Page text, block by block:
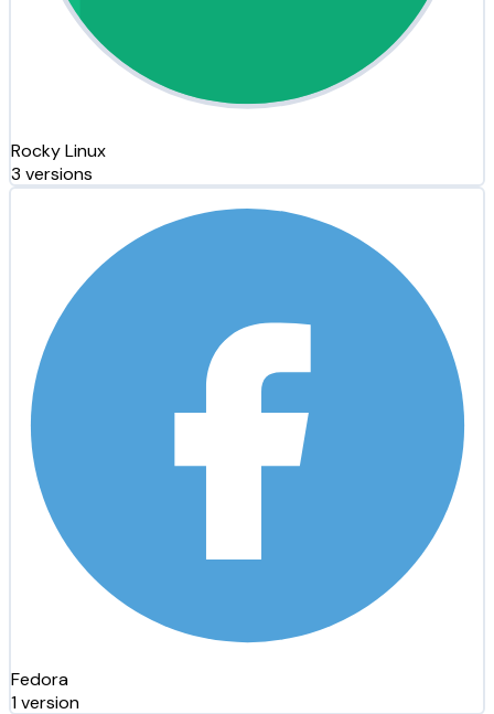
Rocky Linux
3 versions
Fedora
1 version